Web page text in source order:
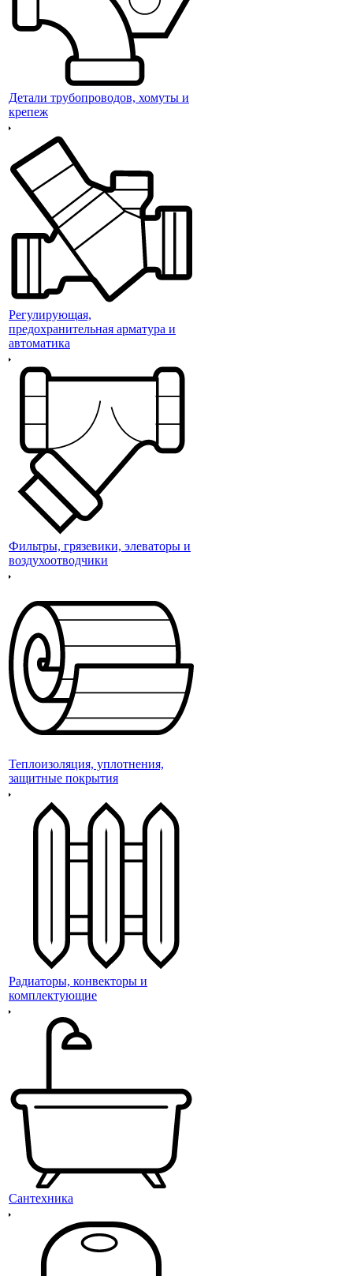
Детали трубопроводов, хомуты и
крепеж
Регулирующая,
предохранительная арматура и
автоматика
Фильтры, грязевики, элеваторы и
воздухоотводчики
Теплоизоляция, уплотнения,
защитные покрытия
Радиаторы, конвекторы и
комплектующие
Сантехника